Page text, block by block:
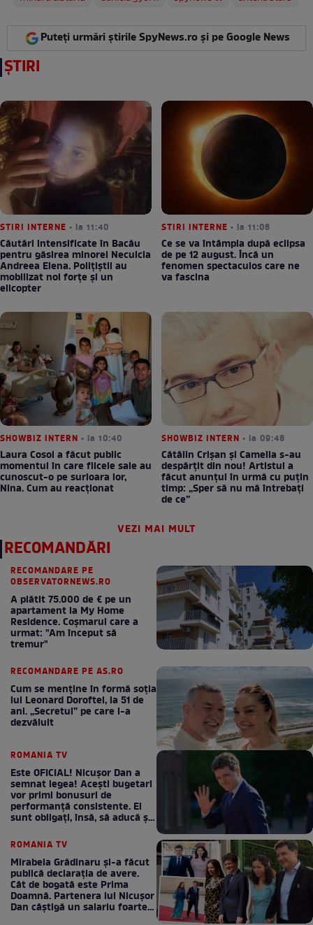
Puteți urmări știrile SpyNews.ro și pe Google News
ȘTIRI
STIRI INTERNE • la 11:40
Căutări intensificate în Bacău
pentru găsirea minorei Neculcia
Andreea Elena. Polițiștii au
mobilizat noi forțe și un
elicopter
STIRI INTERNE • la 11:08
Ce se va întâmpla după eclipsa
de pe 12 august. Încă un
fenomen spectaculos care ne
va fascina
SHOWBIZ INTERN • la 10:40
Laura Cosoi a făcut public
momentul în care fiicele sale au
cunoscut-o pe surioara lor,
Nina. Cum au reacționat
SHOWBIZ INTERN • la 09:48
Cătălin Crișan și Camelia s-au
despărțit din nou! Artistul a
făcut anunțul în urmă cu puțin
timp: „Sper să nu mă întrebați
de ce”
VEZI MAI MULT
RECOMANDĂRI
RECOMANDARE PE
OBSERVATORNEWS.RO
A plătit 75.000 de € pe un
apartament la My Home
Residence. Coşmarul care a
urmat: "Am început să
tremur"
RECOMANDARE PE AS.RO
Cum se menţine în formă soţia
lui Leonard Doroftei, la 51 de
ani. „Secretul” pe care l-a
dezvăluit
ROMANIA TV
Este OFICIAL! Nicușor Dan a
semnat legea! Acești bugetari
vor primi bonusuri de
performanță consistente. Ei
sunt obligați, însă, să aducă și
bani la bugetul de stat
ROMANIA TV
Mirabela Grădinaru și-a făcut
publică declarația de avere.
Cât de bogată este Prima
Doamnă. Partenera lui Nicușor
Dan câștigă un salariu foarte
bun în fiecare lună!